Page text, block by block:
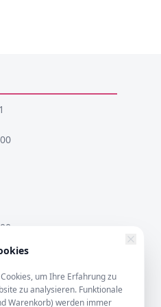
um Ihre Erfahrung zu
zu analysieren. Funktionale
Warenkorb) werden immer